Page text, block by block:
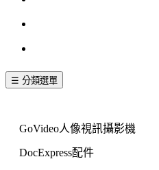
☰ 分類選單
GoVideo人像視訊攝影機
DocExpress配件